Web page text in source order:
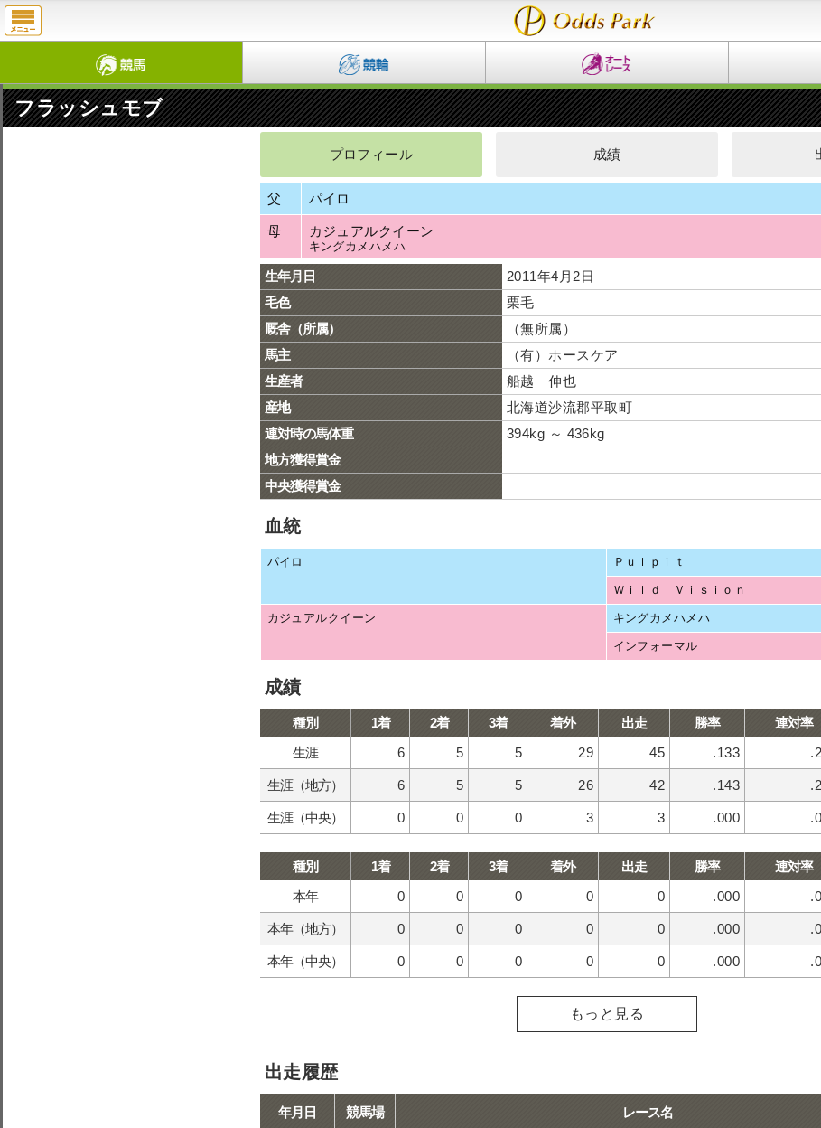
フラッシュモブ
プロフィール 成績
父 パイロ
母 カジュアルクイーン
キングカメハメハ
生年月日
2011年4月2日
毛色
栗毛
厩舎（所属）
（無所属）
馬主
（有）ホースケア
生産者
船越 伸也
産地
北海道沙流郡平取町
連対時の馬体重
394kg ～ 436kg
地方獲得賞金
中央獲得賞金
血統
パイロ Ｐｕｌｐｉｔ
Ｗｉｌｄ Ｖｉｓｉｏｎ
カジュアルクイーン キングカメハメハ
インフォーマル
成績
種別 1着 2着 3着 着外 出走 勝率 連対率
生涯
6 5 5 29 45 .133
生涯（地方） 6 5 5 26 42 .143
生涯（中央） 0 0 0 3 3 .000
種別 1着 2着 3着 着外 出走 勝率 連対率
本年
0 0 0 0 0 .000
本年（地方） 0 0 0 0 0 .000
本年（中央） 0 0 0 0 0 .000
もっと見る
出走履歴
年月日 競馬場 レース名